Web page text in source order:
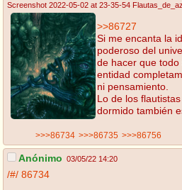
Screenshot 2022-05-02 at 23-35-54
>>86727
Si me encanta la
poderoso del
de hacer que
entidad
ni pensamiento.
Lo de los
dormido también
>>>86734 >>>86735 >>>86756
Anónimo 03/05/22 14:20
/#/ 86734